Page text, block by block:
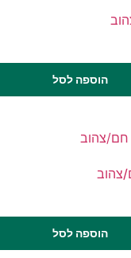
הוספה לסל
הוספה לסל